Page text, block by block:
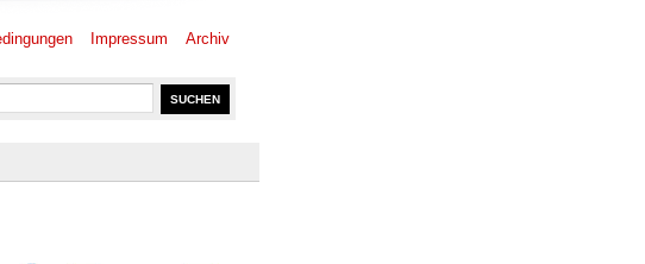
Impressum Archiv